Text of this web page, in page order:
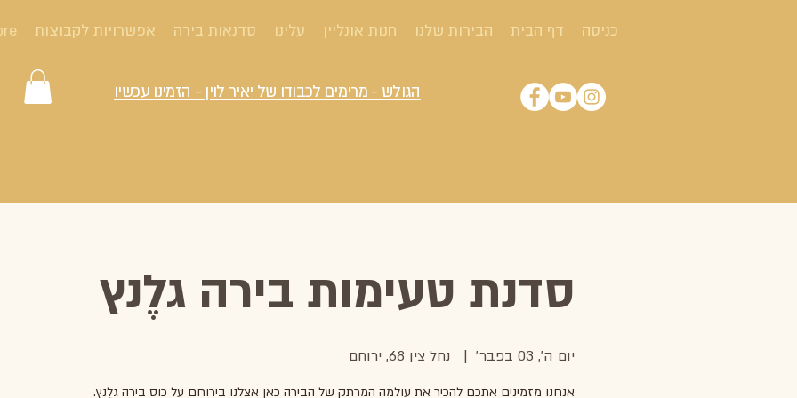
הגולש - מרימים לכבודו של יאיר לוין - הזמינו עכשיו
כניסה דף הבית הבירות שלנו חנות אונליין עלינו סדנאות בירה אפשרויות לקבוצות
סדנת טעימות בירה גלֶנץ
יום ה׳, 03 בפבר׳
  |
נחל צין 68, ירוחם
אנחנו מזמינים אתכם להכיר את עולמה המרתק של הבירה כאן אצלנו בירוחם על כוס בירה גלֶנץ.